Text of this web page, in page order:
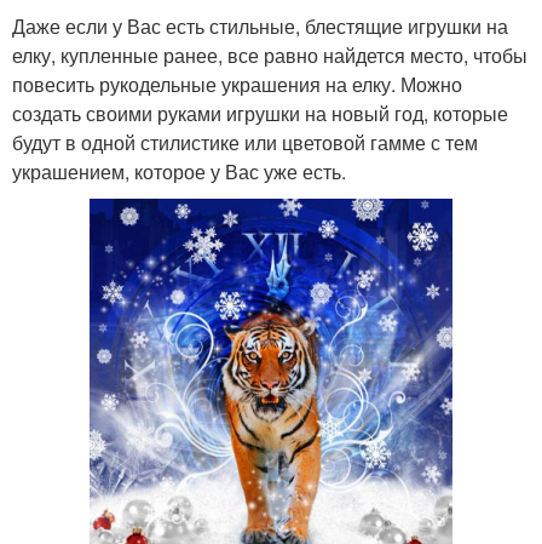
Даже если у Вас есть стильные, блестящие игрушки на
елку, купленные ранее, все равно найдется место, чтобы
повесить рукодельные украшения на елку. Можно
создать своими руками игрушки на новый год, которые
будут в одной стилистике или цветовой гамме с тем
украшением, которое у Вас уже есть.